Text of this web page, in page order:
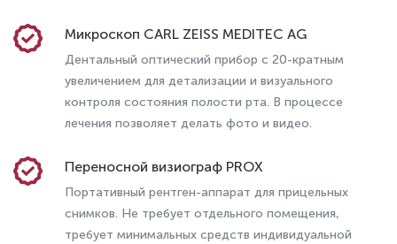
Элайнеры: как правильно надевать,
носить и снимать
Микроскоп CARL ZEISS MEDITEC AG
Дентальный оптический прибор с 20-кратным
увеличением для детализации и визуального
контроля состояния полости рта. В процессе
лечения позволяет делать фото и видео.
Переносной визиограф PROX
Портативный рентген-аппарат для прицельных
снимков. Не требует отдельного помещения,
требует минимальных средств индивидуальной